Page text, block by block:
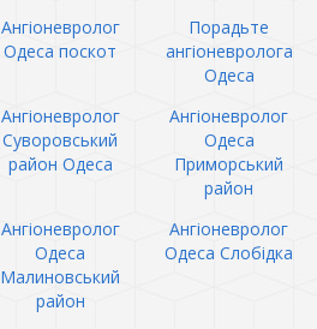
Ангіоневролог
Одеса поскот
Порадьте
ангіоневролога
Одеса
Ангіоневролог
Суворовський
район Одеса
Ангіоневролог
Одеса
Приморський
район
Ангіоневролог
Одеса
Малиновський
район
Ангіоневролог
Одеса Слобідка